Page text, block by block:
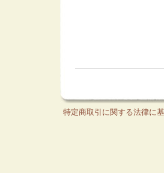
特定商取引に関する法律に